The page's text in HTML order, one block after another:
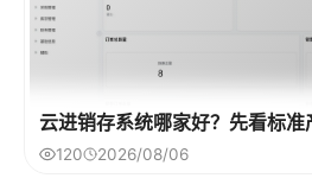
云进销存系统哪家好？先看标
120 2026/08/06